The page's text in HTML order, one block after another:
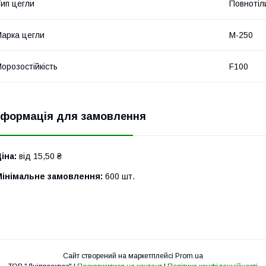
цегли
цегли М-250
F100
для замовлення
від 15,50 ₴
замовлення: 600 шт.
Сайт створений на маркетплейсі Prom.ua